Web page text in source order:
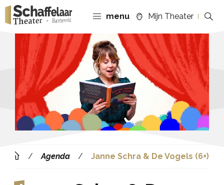
menu Mijn Theater
Agenda Janne Schra & De Vogels (6+)